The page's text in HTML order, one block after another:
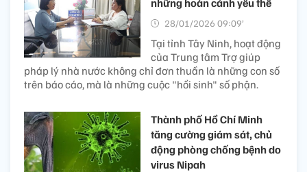
28/01/2026 09:09’
Tại tỉnh Tây Ninh, hoạt động
của Trung tâm Trợ giúp
pháp lý nhà nước không chỉ đơn thuần là những con số
trên báo cáo, mà là những cuộc "hồi sinh" số phận.
Thành phố Hồ Chí Minh
tăng cường giám sát, chủ
động phòng chống bệnh do
virus Nipah​